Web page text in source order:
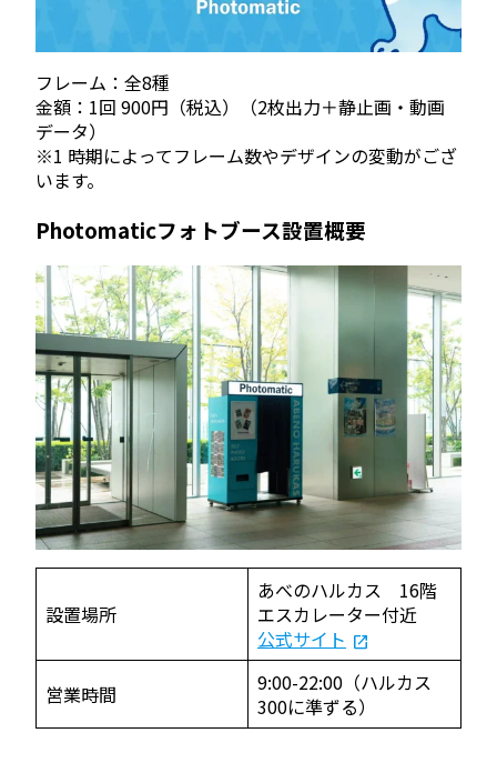
フレーム：全8種
金額：1回 900円（税込）（2枚出力＋静止画・動画
データ）
※1 時期によってフレーム数やデザインの変動がござ
います。
Photomaticフォトブース設置概要
設置場所
あべのハルカス 16階
エスカレーター付近
公式サイト
営業時間
9:00-22:00（ハルカス
300に準ずる）